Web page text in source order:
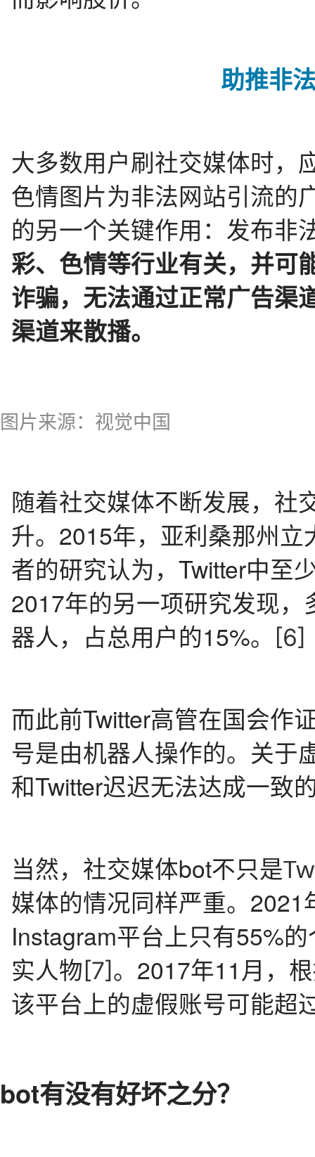
助推非
大多数用户刷社交媒体时，
色情图片为非法网站引流的
的另一个关键作用：发布非
彩、色情等行业有关，并可
诈骗，无法通过正常广告渠
渠道来散播。
图片来源：视觉中国
随着社交媒体不断发展，社
升。2015年，亚利桑那州
者的研究认为，Twitter中至
2017年的另一项研究发现
器人，占总用户的15%。
[6]
而此前Twitter高管在国会作
号是由机器人操作的。关于
和Twitter迟迟无法达成一致
当然，社交媒体bot不只是
媒体的情况同样严重。
Instagram平台上只有55%
实人物[7]。2017年11月，
该平台上的虚假账号可能超
bot有没有好坏之分？